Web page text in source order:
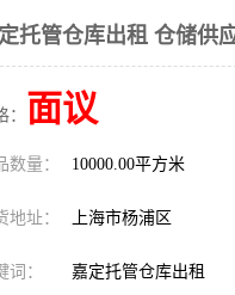
托管仓库出租 仓储供
： 面议
数量： 10000.00平方米
地址： 上海市杨浦区
词： 嘉定托管仓库出租